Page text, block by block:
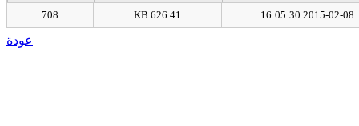
2015-02-08 16:05:30
626.41 KB
708
عودة